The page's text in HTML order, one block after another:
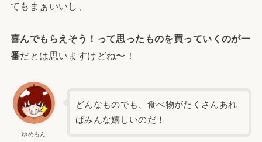
てもまぁいいし、
喜んでもらえそう！って思ったものを買っていくのが一
番だとは思いますけどね〜！
ゆめもん
どんなものでも、食べ物がたくさんあれ
ばみんな嬉しいのだ！